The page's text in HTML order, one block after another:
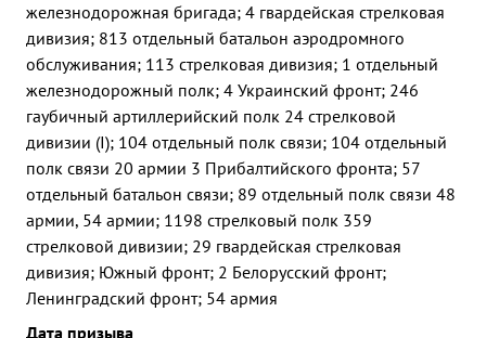
железнодорожная бригада; 4 гвардейская стрелковая
дивизия; 813 отдельный батальон аэродромного
обслуживания; 113 стрелковая дивизия; 1 отдельный
железнодорожный полк; 4 Украинский фронт; 246
гаубичный артиллерийский полк 24 стрелковой
дивизии (I); 104 отдельный полк связи; 104 отдельный
полк связи 20 армии 3 Прибалтийского фронта; 57
отдельный батальон связи; 89 отдельный полк связи 48
армии, 54 армии; 1198 стрелковый полк 359
стрелковой дивизии; 29 гвардейская стрелковая
дивизия; Южный фронт; 2 Белорусский фронт;
Ленинградский фронт; 54 армия
Дата призыва